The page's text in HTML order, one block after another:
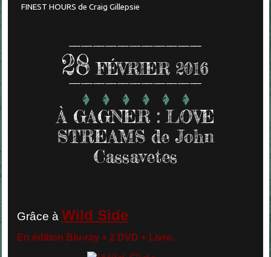
FINEST HOURS de Craig Gillepsie
28 FÉVRIER 2016
À GAGNER : LOVE
STREAMS de John
Cassavetes
Grâce à Wild Side
En édition Blu-ray + 2 DVD + Livre.